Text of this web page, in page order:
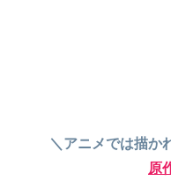
＼アニメでは描か
原